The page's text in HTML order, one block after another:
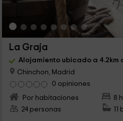
La Graja
Alojamiento ubicado a 4.2km
Chinchon, Madrid
0 opiniones
Por habitaciones
8
24 personas
11